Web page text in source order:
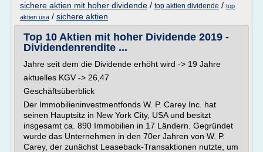
sichere aktien mit hoher dividende / top aktien dividende / top
aktien usa / sichere aktien
Top 10 Aktien mit hoher Dividende 2019 -
Dividendenrendite ...
Jahre seit dem die Dividende erhöht wird -> 19 Jahre
aktuelles KGV -> 26,47
Geschäftsüberblick
Der Immobilieninvestmentfonds W. P. Carey Inc. hat
seinen Hauptsitz in New York City, USA und besitzt
insgesamt ca. 890 Immobilien in 17 Ländern. Gegründet
wurde das Unternehmen in den 70er Jahren von W. P.
Carey, der zunächst Leaseback-Transaktionen nutzte, um